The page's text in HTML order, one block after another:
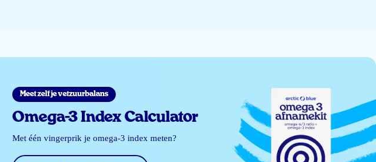
Meet zelf je vetzuurbalans
Omega-3 Index Calculator
Met één vingerprik je omega-3 index meten?